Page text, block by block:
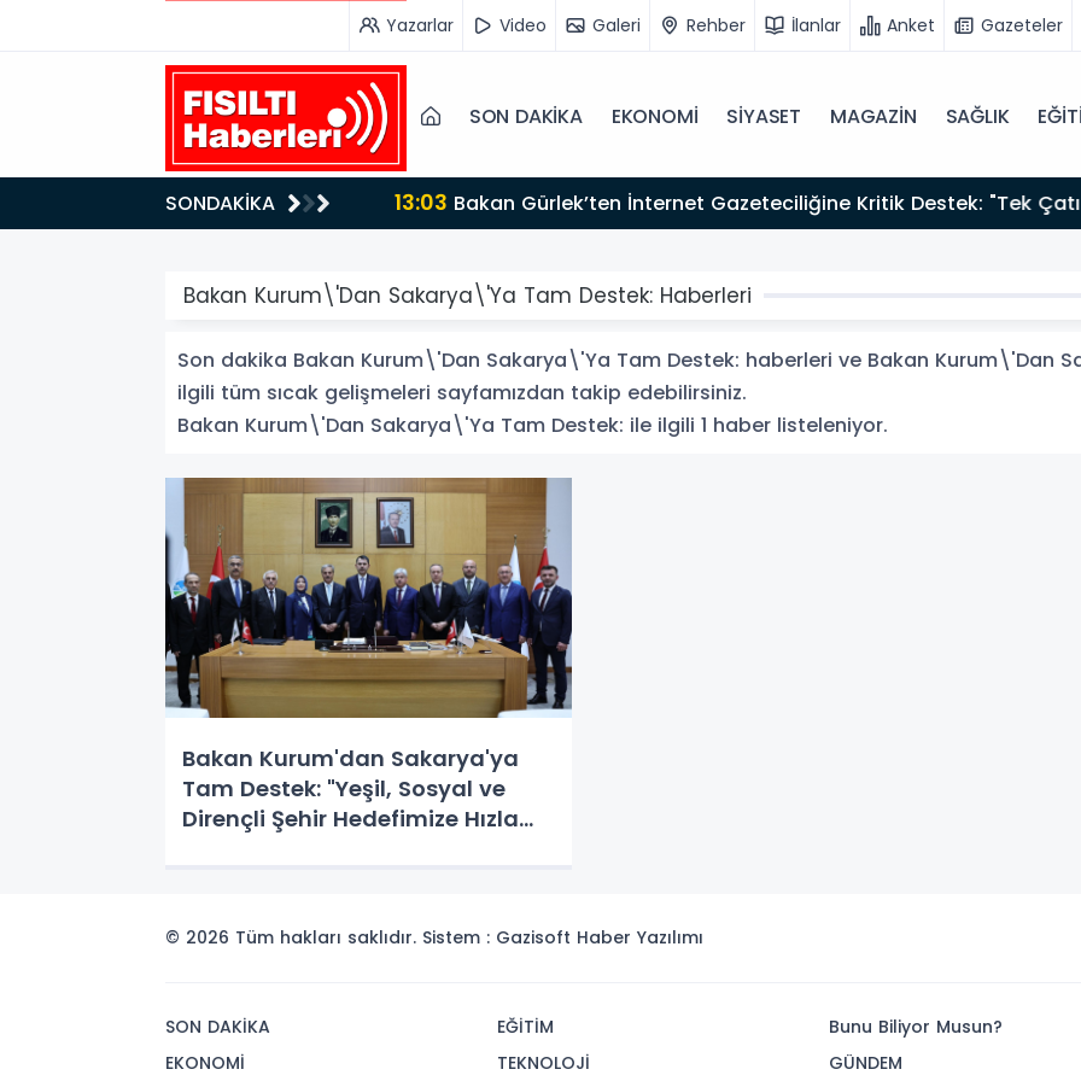
Yazarlar Video Galeri Rehber İlanlar Anket Gazeteler
SON DAKİKA EKONOMİ SİYASET MAGAZİN SAĞLIK
SONDAKİKA 13:03
Düzenlemeye Hazırız"
Bakan Kurum\'Dan Sakarya\'Ya Tam Destek: Haberleri
Son dakika Bakan Kurum\'Dan Sakarya\'Ya Tam Destek: haberleri ve Bakan Kurum\'Dan
ilgili tüm sıcak gelişmeleri sayfamızdan takip edebilirsiniz.
Bakan Kurum\'Dan Sakarya\'Ya Tam Destek: ile ilgili 1 haber listeleniyor.
Bakan Kurum'dan Sakarya'ya
Tam Destek: "Yeşil, Sosyal ve
Dirençli Şehir Hedefimize Hızla
© 2026 Tüm hakları saklıdır. Sistem : Gazisoft Haber Yazılımı
SON DAKİKA
EKONOMİ
EĞİTİM
TEKNOLOJİ
Bunu Biliyor Musun?
GÜNDEM